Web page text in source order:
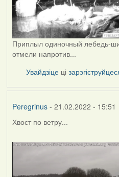
Приплыл одиночный лебедь-
отмели напротив...
Увайдзіце ці
Peregrinus- 21.02.2022 - 15:51
Хвост по ветру...